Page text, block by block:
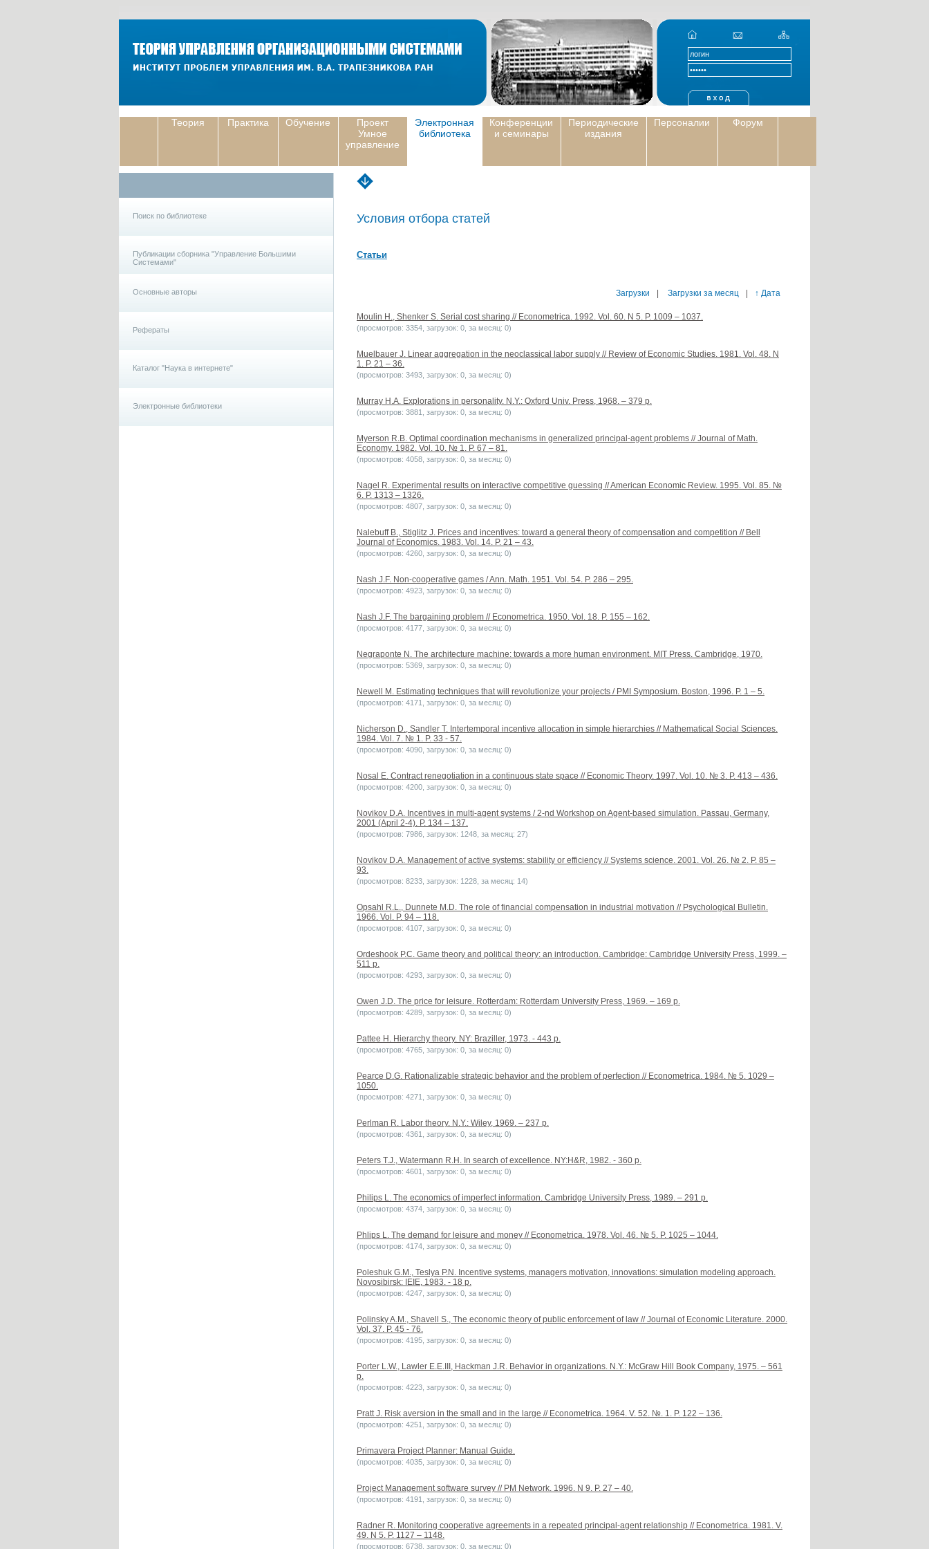
Теория Практика Обучение
Проект
Умное
управление
Электронная
библиотека
Конференции
и семинары
Периодические
издания
Персоналии Форум
Поиск по библиотеке
Публикации сборника "Управление Большими
Системами"
Основные авторы
Рефераты
Каталог "Наука в интернете"
Электронные библиотеки
Условия отбора статей
Статьи
Загрузки Загрузки за месяц ↑ Дата
Moulin H., Shenker S. Serial cost sharing // Econometrica. 1992. Vol. 60. N 5. P. 1009 – 1037.
(просмотров: 3354, загрузок: 0, за месяц: 0)
Muelbauer J. Linear aggregation in the neoclassical labor supply // Review of Economic Studies. 1981. Vol. 48. N
1. P. 21 – 36.
(просмотров: 3493, загрузок: 0, за месяц: 0)
Murray H.A. Explorations in personality. N.Y.: Oxford Univ. Press, 1968. – 379 p.
(просмотров: 3881, загрузок: 0, за месяц: 0)
Myerson R.B. Optimal coordination mechanisms in generalized principal-agent problems // Journal of Math.
Economy. 1982. Vol. 10. № 1. P. 67 – 81.
(просмотров: 4058, загрузок: 0, за месяц: 0)
Nagel R. Experimental results on interactive competitive guessing // American Economic Review. 1995. Vol. 85. №
6. P. 1313 – 1326.
(просмотров: 4807, загрузок: 0, за месяц: 0)
Nalebuff B., Stiglitz J. Prices and incentives: toward a general theory of compensation and competition // Bell
Journal of Economics. 1983. Vol. 14. P. 21 – 43.
(просмотров: 4260, загрузок: 0, за месяц: 0)
Nash J.F. Non-cooperative games / Ann. Math. 1951. Vol. 54. P. 286 – 295.
(просмотров: 4923, загрузок: 0, за месяц: 0)
Nash J.F. The bargaining problem // Econometrica. 1950. Vol. 18. P. 155 – 162.
(просмотров: 4177, загрузок: 0, за месяц: 0)
Negraponte N. The architecture machine: towards a more human environment. MIT Press. Cambridge, 1970.
(просмотров: 5369, загрузок: 0, за месяц: 0)
Newell M. Estimating techniques that will revolutionize your projects / PMI Symposium. Boston, 1996. P. 1 – 5.
(просмотров: 4171, загрузок: 0, за месяц: 0)
Nicherson D., Sandler T. Intertemporal incentive allocation in simple hierarchies // Mathematical Social Sciences.
1984. Vol. 7. № 1. P. 33 - 57.
(просмотров: 4090, загрузок: 0, за месяц: 0)
Nosal E. Contract renegotiation in a continuous state space // Economic Theory. 1997. Vol. 10. № 3. P. 413 – 436.
(просмотров: 4200, загрузок: 0, за месяц: 0)
Novikov D.A. Incentives in multi-agent systems / 2-nd Workshop on Agent-based simulation. Passau, Germany,
2001 (April 2-4). P. 134 – 137.
(просмотров: 7986, загрузок: 1248, за месяц: 27)
Novikov D.A. Management of active systems: stability or efficiency // Systems science. 2001. Vol. 26. № 2. P. 85 –
93.
(просмотров: 8233, загрузок: 1228, за месяц: 14)
Opsahl R.L., Dunnete M.D. The role of financial compensation in industrial motivation // Psychological Bulletin.
1966. Vol. P. 94 – 118.
(просмотров: 4107, загрузок: 0, за месяц: 0)
Ordeshook P.C. Game theory and political theory: an introduction. Cambridge: Cambridge University Press, 1999. –
511 p.
(просмотров: 4293, загрузок: 0, за месяц: 0)
Owen J.D. The price for leisure. Rotterdam: Rotterdam University Press, 1969. – 169 p.
(просмотров: 4289, загрузок: 0, за месяц: 0)
Pattee H. Hierarchy theory. NY: Braziller, 1973. - 443 p.
(просмотров: 4765, загрузок: 0, за месяц: 0)
Pearce D.G. Rationalizable strategic behavior and the problem of perfection // Econometrica. 1984. № 5. 1029 –
1050.
(просмотров: 4271, загрузок: 0, за месяц: 0)
Perlman R. Labor theory. N.Y.: Wiley, 1969. – 237 p.
(просмотров: 4361, загрузок: 0, за месяц: 0)
Peters T.J., Watermann R.H. In search of excellence. NY:H&R, 1982. - 360 p.
(просмотров: 4601, загрузок: 0, за месяц: 0)
Philips L. The economics of imperfect information. Cambridge University Press, 1989. – 291 p.
(просмотров: 4374, загрузок: 0, за месяц: 0)
Phlips L. The demand for leisure and money // Econometrica. 1978. Vol. 46. № 5. P. 1025 – 1044.
(просмотров: 4174, загрузок: 0, за месяц: 0)
Poleshuk G.M., Teslya P.N. Incentive systems, managers motivation, innovations: simulation modeling approach.
Novosibirsk: IEIE, 1983. - 18 p.
(просмотров: 4247, загрузок: 0, за месяц: 0)
Polinsky A.M., Shavell S., The economic theory of public enforcement of law // Journal of Economic Literature. 2000.
Vol. 37. P. 45 - 76.
(просмотров: 4195, загрузок: 0, за месяц: 0)
Porter L.W., Lawler E.E.III, Hackman J.R. Behavior in organizations. N.Y.: McGraw Hill Book Company, 1975. – 561
p.
(просмотров: 4223, загрузок: 0, за месяц: 0)
Pratt J. Risk aversion in the small and in the large // Econometrica. 1964. V. 52. №. 1. P. 122 – 136.
(просмотров: 4251, загрузок: 0, за месяц: 0)
Primavera Project Planner: Manual Guide.
(просмотров: 4035, загрузок: 0, за месяц: 0)
Project Management software survey // PM Network. 1996. N 9. P. 27 – 40.
(просмотров: 4191, загрузок: 0, за месяц: 0)
Radner R. Monitoring cooperative agreements in a repeated principal-agent relationship // Econometrica. 1981. V.
49. N 5. P. 1127 – 1148.
(просмотров: 6738, загрузок: 0, за месяц: 0)